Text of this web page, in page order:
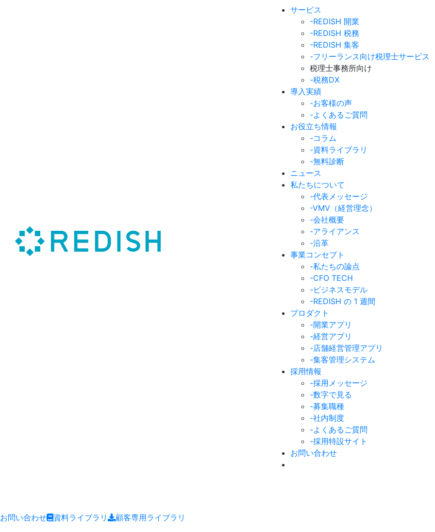
サービス
-REDISH 開業
-REDISH 税務
-REDISH 集客
-フリーランス向け税理士サービス
税理士事務所向け
-税務DX
導入実績
-お客様の声
-よくあるご質問
お役立ち情報
-コラム
-資料ライブラリ
-無料診断
ニュース
私たちについて
-代表メッセージ
-VMV（経営理念）
-会社概要
-アライアンス
-沿革
事業コンセプト
-私たちの論点
-CFO TECH
-ビジネスモデル
-REDISH の 1 週間
プロダクト
-開業アプリ
-経営アプリ
-店舗経営管理アプリ
-集客管理システム
採用情報
-採用メッセージ
-数字で見る
-募集職種
-社内制度
-よくあるご質問
-採用特設サイト
お問い合わせ
お問い合わせ 資料ライブラリ 顧客専用ライブラリ